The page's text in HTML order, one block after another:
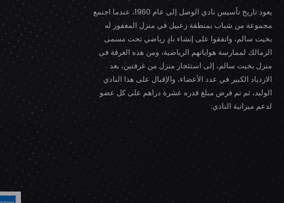
يعود تاريخ تأسيس نادي الوصل إلى عام 1960، عندما اجتمع
مجموعة من شباب بمنطقة زعبيل في منزل المغفور له
بخيت سالم، واتفقوا على إنشاء نادٍ رياضي تحت مسمى
الزمالك لممارسة هواياتهم الرياضية، ومن هذه الغرفة في
منزل بخيت سالم، إلى استئجار منزل من غرفتين، بعد
الازدياد الكبير في عدد الأعضاء، والإقبال على هذا النادي
الوليد، ثم تم فرض مبلغ قدره عشرة دراهم على كل عضو
لدعم ميزانية النادي.